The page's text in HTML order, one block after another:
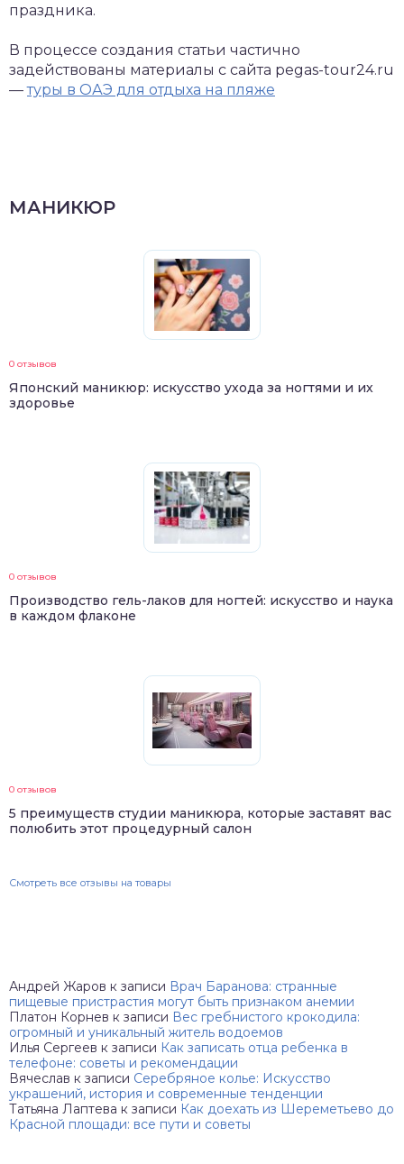
праздника.
В процессе создания статьи частично
задействованы материалы с сайта pegas-tour24.ru
—туры в ОАЭ для отдыха на пляже
МАНИКЮР
0 отзывов
Японский маникюр: искусство ухода за ногтями и их
здоровье
0 отзывов
Производство гель-лаков для ногтей: искусство и наука
в каждом флаконе
0 отзывов
5 преимуществ студии маникюра, которые заставят вас
полюбить этот процедурный салон
Смотреть все отзывы на товары
Андрей Жаров к записи Врач Баранова: странные
пищевые пристрастия могут быть признаком анемии
Платон Корнев к записи Вес гребнистого крокодила:
огромный и уникальный житель водоемов
Илья Сергеев к записи Как записать отца ребенка в
телефоне: советы и рекомендации
Вячеслав к записи Серебряное колье: Искусство
украшений, история и современные тенденции
Татьяна Лаптева к записи Как доехать из Шереметьево до
Красной площади: все пути и советы